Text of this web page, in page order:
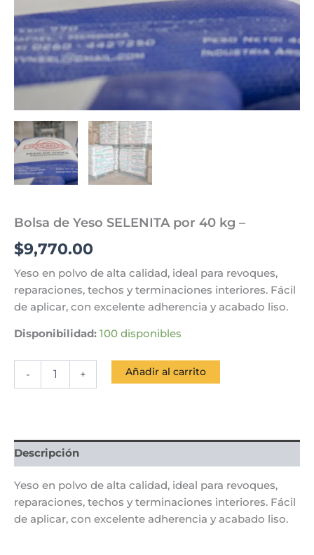
Bolsa de Yeso SELENITA por 40 kg –
$9,770.00
Yeso en polvo de alta calidad, ideal para revoques,
reparaciones, techos y terminaciones interiores. Fácil
de aplicar, con excelente adherencia y acabado liso.
Disponibilidad: 100 disponibles
- + Añadir al carrito
Descripción
Yeso en polvo de alta calidad, ideal para revoques,
reparaciones, techos y terminaciones interiores. Fácil
de aplicar, con excelente adherencia y acabado liso.